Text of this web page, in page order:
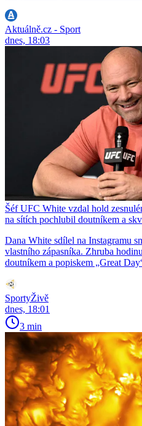
Aktuálně.cz - Sport
dnes, 18:03
Šéf UFC White vzdal hold
na sítích pochlubil doutníkem a
Dana White sdílel na Instagramu
vlastního zápasníka. Zhruba
doutníkem a popiskem „Great
SportyŽivě
dnes, 18:01
3 min